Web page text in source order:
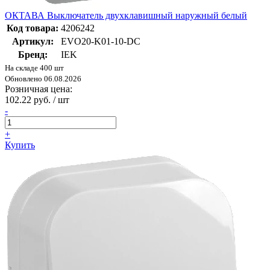
ОКТАВА Выключатель двухклавишный наружный белый
Код товара: 4206242
Артикул:
EVO20-K01-10-DC
Бренд:
IEK
На складе 400 шт
Обновлено 06.08.2026
Розничная цена:
102.22 руб. / шт
-
+
Купить